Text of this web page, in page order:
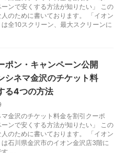
ーンで安くする方法が知りたい」 この
のために書いております。 「イオン
全10スクリーン、最大スクリーンに
ポン・キャンペーン公開
シネマ金沢のチケット料
る4つの方法
マ金沢のチケット料金を割引クーポ
ーンで安くする方法が知りたい」 この
のために書いております。 「イオン
石川県金沢市のイオン金沢店3階に
す ...